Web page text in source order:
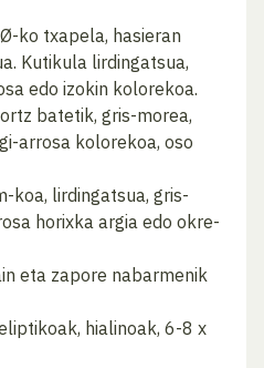
ko txapela, hasieran
Kutikula lirdingatsua,
edo izokin kolorekoa.
batetik, gris-morea,
arrosa kolorekoa, oso
koa, lirdingatsua, gris-
horixka argia edo okre-
eta zapore nabarmenik
hialinoak, 6-8 x